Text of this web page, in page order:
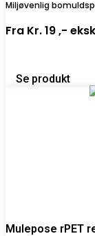
Miljøvenlig
Fra Kr. 19 ,-
Se produkt
Mulepose rPET